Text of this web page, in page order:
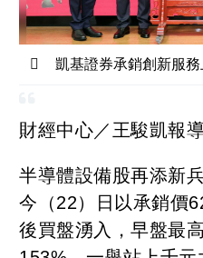
凱基證券承銷創新服
財經中心／王駿凱報導
半導體設備股再添新
今（22）日以承銷價
後買盤湧入，早盤最